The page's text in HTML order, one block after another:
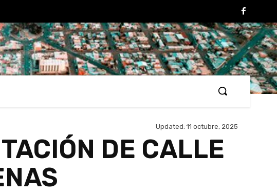
Updated: 11 octubre, 2025
DE CALLE